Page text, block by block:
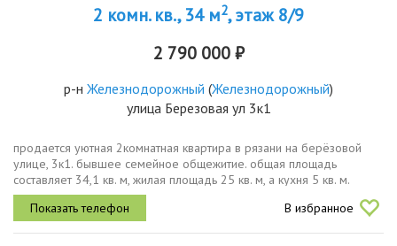
2 комн. кв., 34 м2, этаж 8/9
2 790 000 ₽
р-н Железнодорожный (Железнодорожный)
улица Березовая ул 3к1
продается уютная 2комнатная квартира в рязани на берёзовой
улице, 3к1. бывшее семейное общежитие. общая площадь
составляет 34,1 кв. м, жилая площадь 25 кв. м, а кухня 5 кв. м.
квартира расположена на 8 этаже 9этажного кирпичного дома,
построенного...
В избранное